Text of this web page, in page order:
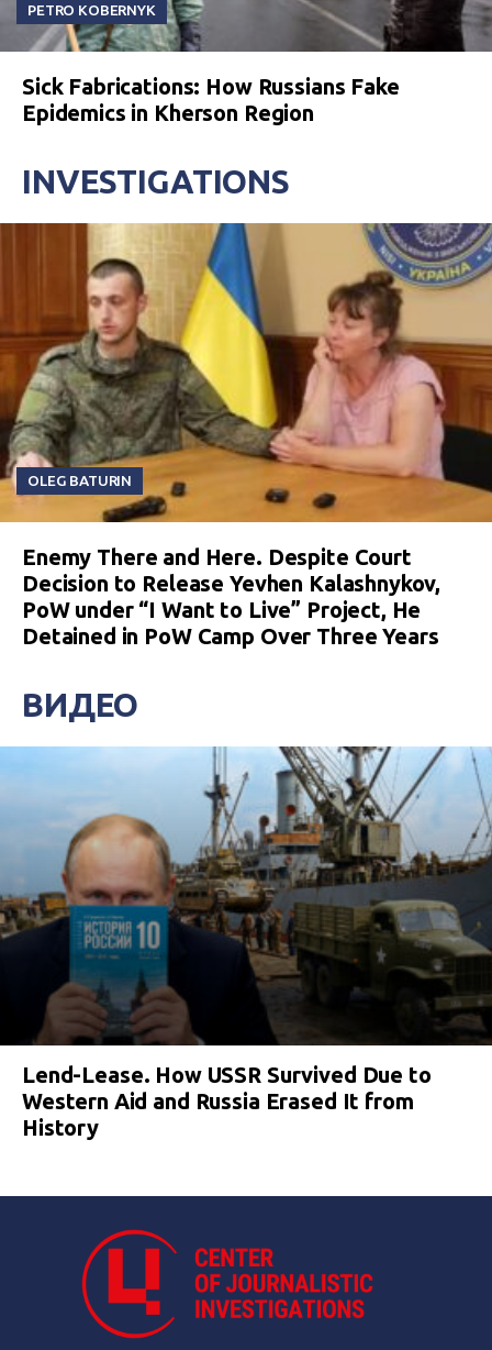
PETRO KOBERNYK
Sick Fabrications: How Russians Fake
Epidemics in Kherson Region
INVESTIGATIONS
OLEG BATURIN
Enemy There and Here. Despite Court
Decision to Release Yevhen Kalashnykov,
PoW under “I Want to Live” Project, He
Detained in PoW Camp Over Three Years
ВИДЕО
Lend-Lease. How USSR Survived Due to
Western Aid and Russia Erased It from
History